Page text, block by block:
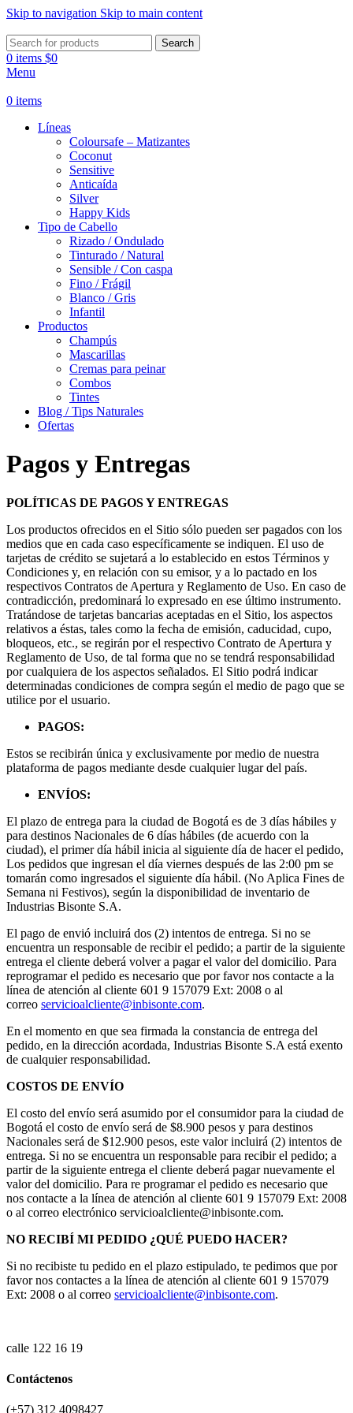
Skip to navigation Skip to main content
Search
0 items $0
Menu
0 items
Líneas
Coloursafe – Matizantes
Coconut
Sensitive
Anticaída
Silver
Happy Kids
Tipo de Cabello
Rizado / Ondulado
Tinturado / Natural
Sensible / Con caspa
Fino / Frágil
Blanco / Gris
Infantil
Productos
Champús
Mascarillas
Cremas para peinar
Combos
Tintes
Blog / Tips Naturales
Ofertas
Pagos y Entregas
POLÍTICAS DE PAGOS Y ENTREGAS
Los productos ofrecidos en el Sitio sólo pueden ser pagados con los
medios que en cada caso específicamente se indiquen. El uso de
tarjetas de crédito se sujetará a lo establecido en estos Términos y
Condiciones y, en relación con su emisor, y a lo pactado en los
respectivos Contratos de Apertura y Reglamento de Uso. En caso de
contradicción, predominará lo expresado en ese último instrumento.
Tratándose de tarjetas bancarias aceptadas en el Sitio, los aspectos
relativos a éstas, tales como la fecha de emisión, caducidad, cupo,
bloqueos, etc., se regirán por el respectivo Contrato de Apertura y
Reglamento de Uso, de tal forma que no se tendrá responsabilidad
por cualquiera de los aspectos señalados. El Sitio podrá indicar
determinadas condiciones de compra según el medio de pago que se
utilice por el usuario.
PAGOS:
Estos se recibirán única y exclusivamente por medio de nuestra
plataforma de pagos mediante desde cualquier lugar del país.
ENVÍOS:
El plazo de entrega para la ciudad de Bogotá es de 3 días hábiles y
para destinos Nacionales de 6 días hábiles (de acuerdo con la
ciudad), el primer día hábil inicia al siguiente día de hacer el pedido,
Los pedidos que ingresan el día viernes después de las 2:00 pm se
tomarán como ingresados el siguiente día hábil. (No Aplica Fines de
Semana ni Festivos), según la disponibilidad de inventario de
Industrias Bisonte S.A.
El pago de envió incluirá dos (2) intentos de entrega. Si no se
encuentra un responsable de recibir el pedido; a partir de la siguiente
entrega el cliente deberá volver a pagar el valor del domicilio. Para
reprogramar el pedido es necesario que por favor nos contacte a la
línea de atención al cliente 601 9 157079 Ext: 2008 o al
correo servicioalcliente@inbisonte.com.
En el momento en que sea firmada la constancia de entrega del
pedido, en la dirección acordada, Industrias Bisonte S.A está exento
de cualquier responsabilidad.
COSTOS DE ENVÍO
El costo del envío será asumido por el consumidor para la ciudad de
Bogotá el costo de envío será de $8.900 pesos y para destinos
Nacionales será de $12.900 pesos, este valor incluirá (2) intentos de
entrega. Si no se encuentra un responsable para recibir el pedido; a
partir de la siguiente entrega el cliente deberá pagar nuevamente el
valor del domicilio. Para re programar el pedido es necesario que
nos contacte a la línea de atención al cliente 601 9 157079 Ext: 2008
o al correo electrónico servicioalcliente@inbisonte.com.
NO RECIBÍ MI PEDIDO ¿QUÉ PUEDO HACER?
Si no recibiste tu pedido en el plazo estipulado, te pedimos que por
favor nos contactes a la línea de atención al cliente 601 9 157079
Ext: 2008 o al correo servicioalcliente@inbisonte.com.
calle 122 16 19
Contáctenos
(+57) 312 4098427